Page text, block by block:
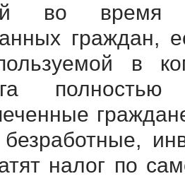
во время
граждан,
в
полностью
налог по